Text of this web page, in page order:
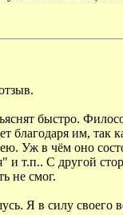
быстро.
благодаря им,
Уж в чём оно
т.п.. С другой
не смог.
Я в силу своего